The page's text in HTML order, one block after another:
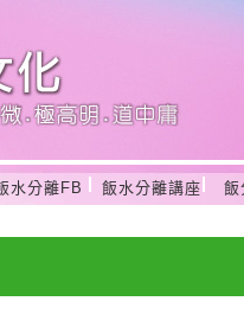
水分離FB 飯水分離講座 飯